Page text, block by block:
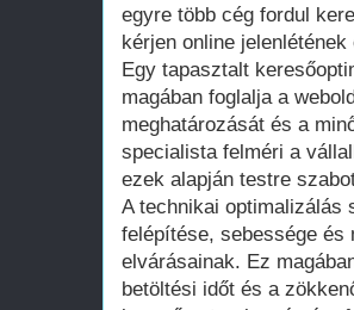
egyre több cég fordul
kérjen online
Egy tapasztalt
magában foglalja a
meghatározását és a
specialista felméri a
ezek alapján testre
A technikai optimalizálás
felépítése, sebessége és
elvárásainak. Ez
betöltési időt és a